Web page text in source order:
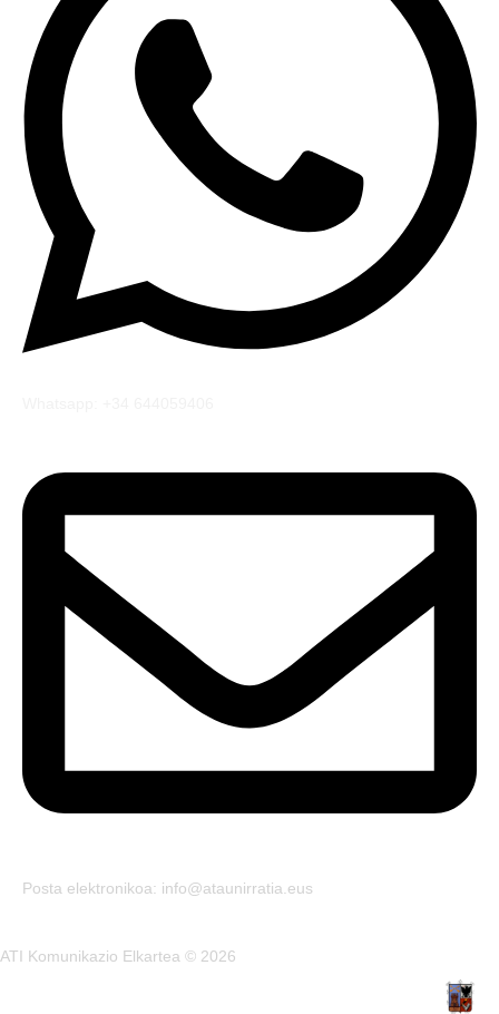
Posta elektronikoa: info@ataunirratia.eus
ATI Komunikazio Elkartea © 2026